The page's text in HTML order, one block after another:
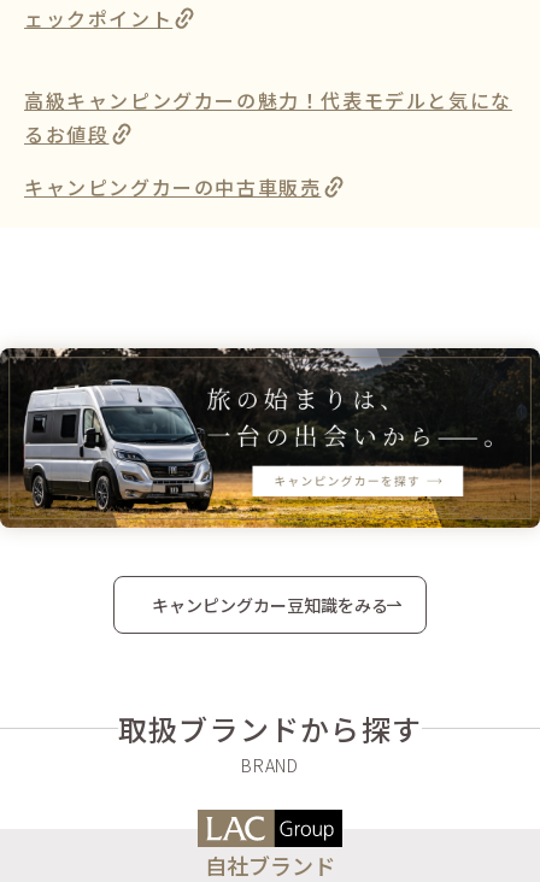
ェックポイント
高級キャンピングカーの魅力！代表モデルと気にな
るお値段
キャンピングカーの中古車販売
キャンピングカー豆知識をみる
取扱ブランドから探す
自社ブランド